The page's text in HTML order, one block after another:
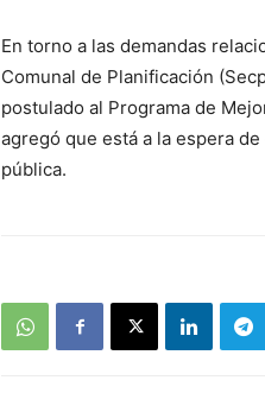
En torno a las demandas
Comunal de Planificación
postulado al Programa de
agregó que está a la espera
pública.